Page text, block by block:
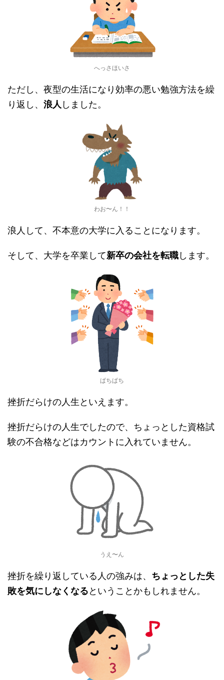
へっさほいさ
ただし、夜型の生活になり効率の悪い勉強方法を繰
り返し、 浪人 しました。
わお〜ん！！
浪人して、不本意の大学に入ることになります。
そして、大学を卒業して新卒の会社を転職します。
ぱちぱち
挫折だらけの人生といえます。
挫折だらけの人生でしたので、ちょっとした資格試
験の不合格などはカウントに入れていません。
うえ〜ん
挫折を繰り返している人の強みは、 ちょっとした失
敗を気にしなくなるということかもしれません。